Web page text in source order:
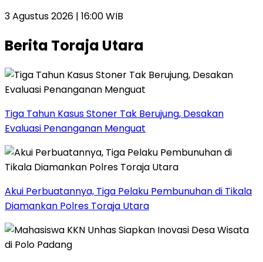
3 Agustus 2026 | 16:00 WIB
Berita Toraja Utara
Tiga Tahun Kasus Stoner Tak Berujung, Desakan
Evaluasi Penanganan Menguat
Akui Perbuatannya, Tiga Pelaku Pembunuhan di Tikala
Diamankan Polres Toraja Utara